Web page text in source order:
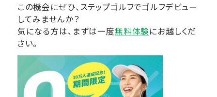
この機会にぜひ、ステップゴルフでゴルフデビュー
してみませんか？
気になる方は、まずは一度無料体験にお越しくだ
さい。